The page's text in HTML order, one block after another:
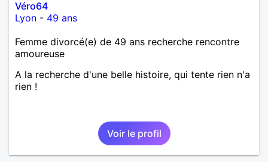
Véro64
Lyon - 49 ans
Femme divorcé(e) de 49 ans recherche rencontre
amoureuse
A la recherche d'une belle histoire, qui tente rien n'a
rien !
Voir le profil